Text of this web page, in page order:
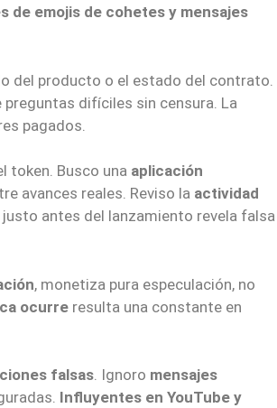
de emojis de cohetes y mensajes
del producto o el estado del contrato.
preguntas difíciles sin censura. La
pagados.
token. Busco una aplicación
avances reales. Reviso la actividad
justo antes del lanzamiento revela falsa
, monetiza pura especulación, no
ocurre resulta una constante en
falsas. Ignoro mensajes
Influyentes en YouTube y